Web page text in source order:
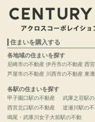
住まいを購入する
各地域の住まいを探す
尼崎市の不動産
芦屋市の不動産
伊丹市の不動産
川西市の不動産
西
東
各駅の住まいを探す
甲子園口駅の不動産
西宮北口駅の不動産
武庫之荘駅
逆瀬川駅の
鳴尾・武庫川女子大前駅の不動